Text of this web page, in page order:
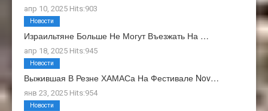
апр 10, 2025 Hits:903
Израильтяне Больше Не Могут Въезжать На …
апр 18, 2025 Hits:945
Новости
Выжившая В Резне ХАМАСа На Фестивале Nov…
янв 23, 2025 Hits:954
Новости
Новости